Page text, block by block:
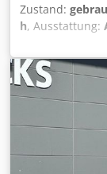
Zustand:
h, Ausstattung:
Cjdpfx Aey T
vorbehalten